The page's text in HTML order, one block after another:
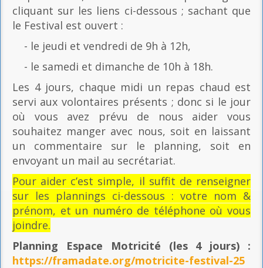
cliquant sur les liens ci-dessous ; sachant que
le Festival est ouvert :
- le jeudi et vendredi de 9h à 12h,
- le samedi et dimanche de 10h à 18h.
Les 4 jours, chaque midi un repas chaud est
servi aux volontaires présents ; donc si le jour
où vous avez prévu de nous aider vous
souhaitez manger avec nous, soit en laissant
un commentaire sur le planning, soit en
envoyant un mail au secrétariat.
Pour aider c’est simple, il suffit de renseigner
sur les plannings ci-dessous : votre nom &
prénom, et un numéro de téléphone où vous
joindre.
Planning Espace Motricité (les 4 jours) :
https://framadate.org/motricite-festival-25